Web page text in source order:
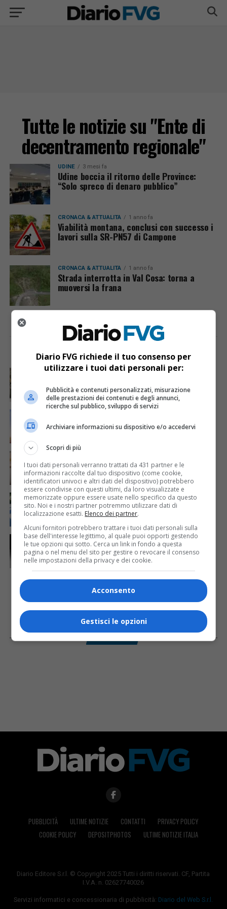
Tutte le notizie su "Ente di
decentramento regionale"
UDINE 3 mesi fa
Udine boccia il ritorno delle Province:
“Solo spreco di denaro pubblico”
CRONACA & ATTUALITÀ 1 anno fa
Viabilità montana, conclusi con successo i
lavori sulla SR-PN57 di Campone
CRONACA & ATTUALITÀ 1 anno fa
Strada interrotta in Val Cosa: torna a
muoversi la frana
I PIÙ VISTI ULTIME NOTIZIE
CRONACA & ATTUALITÀ 4 giorni fa
le frazioni sotto osservazione
ECONOMIA & LAVORO 1 giorno fa
Bollette più leggere nei condomini, nuovo bando FVG
per l’efficientamento energetico
CRONACA & ATTUALITÀ
Mattia Ranghetti muore a 29 anni dopo la
folgorazione alle Ferriere Nord di Osoppo
CRONACA & ATTUALITÀ 3 giorni fa
Arrivano 142 nuovi poliziotti in Friuli-Venezia Giulia:
61 saranno assegnati a Trieste
CRONACA & ATTUALITÀ 1 giorno fa
Due terremoti in poche ore scuotono la Croazia: la
scossa più forte sul Quarnero
PUBBLICITÀ ULTIME NOTIZIE CONTATTI
PRIVACY POLICY
COOKIE POLICY
DEPOSITPHOTOS ULTIME NOTIZIE ITALIA
Diario Editore S.r.l. © Copyright 2025 Tutti i diritti riservati. CF, Partita
I.V.A. n. 02627740026
Servizi informatici e concessionaria di pubblicità: Diario del Web S.r.l.
Diario FVG richiede il tuo consenso per
utilizzare i tuoi dati personali per:
Pubblicità e contenuti personalizzati, misurazione
delle prestazioni dei contenuti e degli annunci,
ricerche sul pubblico, sviluppo di servizi
Archiviare informazioni su dispositivo e/o accedervi
Scopri di più
I tuoi dati personali verranno trattati da 431 partner e le
informazioni raccolte dal tuo dispositivo (come cookie,
identificatori univoci e altri dati del dispositivo) potrebbero
essere condivise con questi ultimi, da loro visualizzate e
memorizzate oppure essere usate nello specifico da questo
sito. Noi e i nostri partner potremmo utilizzare dati di
localizzazione esatti. Elenco dei partner.
Alcuni fornitori potrebbero trattare i tuoi dati personali sulla
base dell'interesse legittimo, al quale puoi opporti gestendo
le tue opzioni qui sotto. Cerca un link in fondo a questa
pagina o nel menu del sito per gestire o revocare il consenso
nelle impostazioni della privacy e dei cookie.
Acconsento
Gestisci le opzioni